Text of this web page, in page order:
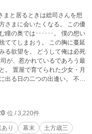
に会いたくなる。 この優
では･･････。 僕の想い
おう。 この胸に蔓延
うして俺は必死
・月
日の二つの出逢い。 不思
客として訪れた新選組副長・
。
位 / 3,220件
り 幕末
土方歳三